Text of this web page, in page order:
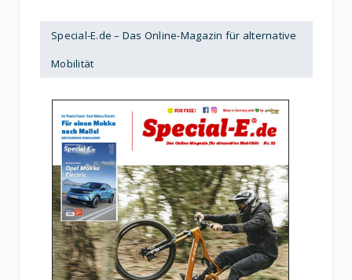
Special-E.de – Das Online-Magazin für alternative
Mobilität